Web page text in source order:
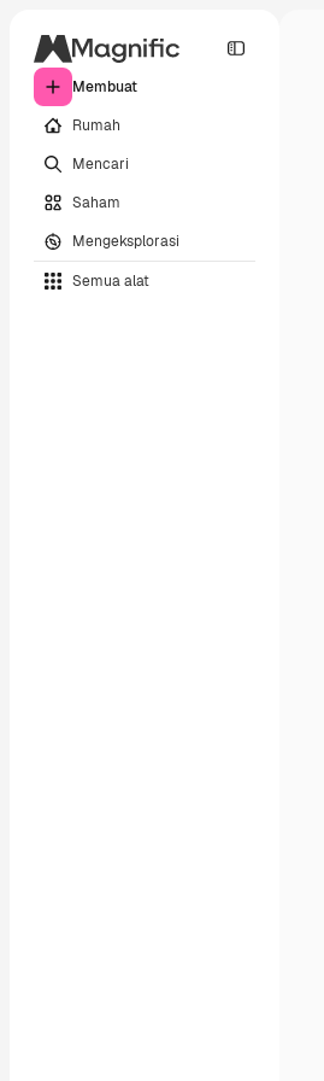
Membuat
Rumah
Mencari
Saham
Mengeksplorasi
Semua alat